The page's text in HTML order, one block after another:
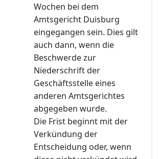
Wochen bei dem
Amtsgericht Duisburg
eingegangen sein. Dies gilt
auch dann, wenn die
Beschwerde zur
Niederschrift der
Geschäftsstelle eines
anderen Amtsgerichtes
abgegeben wurde.
Die Frist beginnt mit der
Verkündung der
Entscheidung oder, wenn